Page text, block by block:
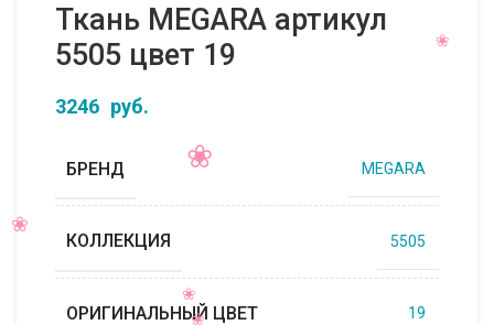
Ткань MEGARA артикул
5505 цвет 19
3246 руб.
БРЕНД MEGARA
КОЛЛЕКЦИЯ 5505
ОРИГИНАЛЬНЫЙ ЦВЕТ 19